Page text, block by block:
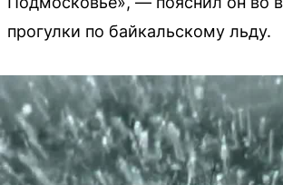
прогулки по байкальскому льду.